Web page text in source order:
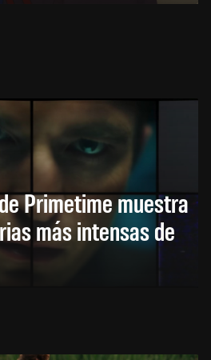
Primetime muestra
más intensas de